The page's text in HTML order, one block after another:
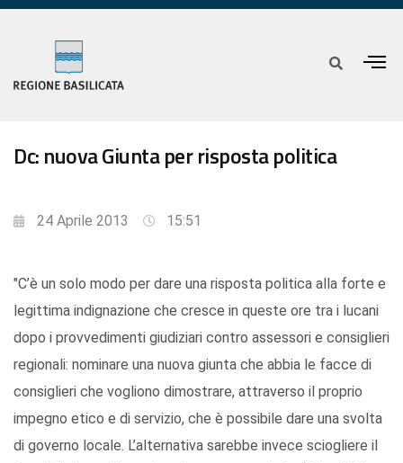
Dc: nuova Giunta per risposta politica
24 Aprile 2013 15:51
"C’è un solo modo per dare una risposta politica alla forte e
legittima indignazione che cresce in queste ore tra i lucani
dopo i provvedimenti giudiziari contro assessori e consiglieri
regionali: nominare una nuova giunta che abbia le facce di
consiglieri che vogliono dimostrare, attraverso il proprio
impegno etico e di servizio, che è possibile dare una svolta
di governo locale. L’alternativa sarebbe invece sciogliere il